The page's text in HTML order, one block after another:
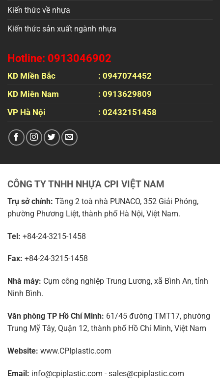
Kiến thức về nhựa
Kiến thức sản xuất ngành nhựa
Hotline: 0913046902
KD Miền Bắc
: 0947074452
KD Miên Nam
: 0913629809
VP Hà Nội
: 02432151458
CÔNG TY TNHH NHỰA CPI VIỆT NAM
Trụ sở chính: Tầng 2 toà nhà PUNACO, 352 Giải Phóng,
phường Phương Liệt, thành phố Hà Nội, Việt Nam.
Tel: +84-24-3215-1458
Fax: +84-24-3215-1458
Nhà máy: Cụm công nghiệp Trung Lương, xã Bình An, tỉnh
Ninh Bình.
Văn phòng TP Hồ Chí Minh: 61/45 đường TMT17, phường
Trung Mỹ Tây, Quận 12, thành phố Hồ Chí Minh, Việt Nam
Website: www.CPIplastic.com
Email: info@cpiplastic.com - sales@cpiplastic.com